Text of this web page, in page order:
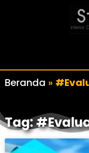
Beranda »
Tag: